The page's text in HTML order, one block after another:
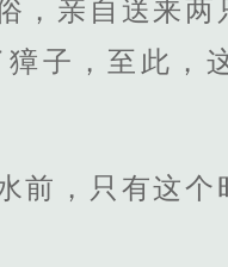
，亲自送来
子，至此，
前，只有这